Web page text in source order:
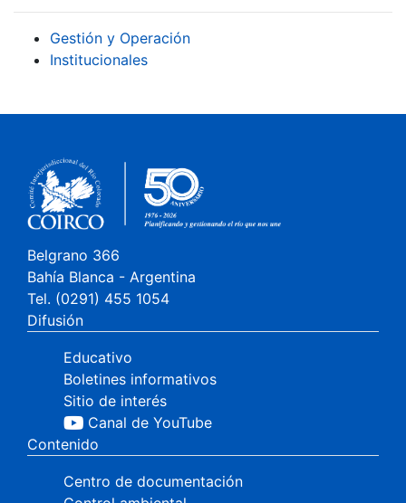
Gestión y Operación
Institucionales
Belgrano 366
Bahía Blanca - Argentina
Tel. (0291) 455 1054
Difusión
Educativo
Boletines informativos
Sitio de interés
Canal de YouTube
Contenido
Centro de documentación